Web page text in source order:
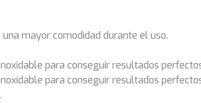
mayor comodidad durante el uso.
para conseguir resultados
para conseguir resultados